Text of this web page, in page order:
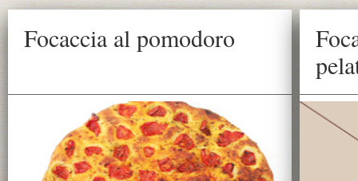
Focaccia al pomodoro